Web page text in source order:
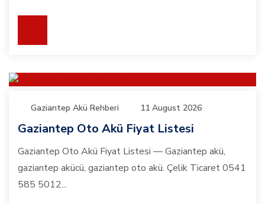
Gaziantep Akü Rehberi 11 August 2026
Gaziantep Oto Akü Fiyat Listesi
Gaziantep Oto Akü Fiyat Listesi — Gaziantep akü,
gaziantep akücü, gaziantep oto akü. Çelik Ticaret 0541
585 5012...